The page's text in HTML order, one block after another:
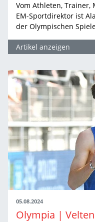
Vom Athleten, Trainer,
EM-Sportdirektor ist
der Olympischen
Artikel anzeigen
05.08.2024